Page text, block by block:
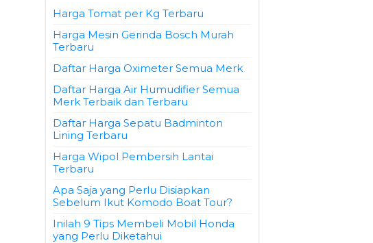
Harga Tomat per Kg Terbaru
Harga Mesin Gerinda Bosch Murah
Terbaru
Daftar Harga Oximeter Semua Merk
Daftar Harga Air Humudifier Semua
Merk Terbaik dan Terbaru
Daftar Harga Sepatu Badminton
Lining Terbaru
Harga Wipol Pembersih Lantai
Terbaru
Apa Saja yang Perlu Disiapkan
Sebelum Ikut Komodo Boat Tour?
Inilah 9 Tips Membeli Mobil Honda
yang Perlu Diketahui